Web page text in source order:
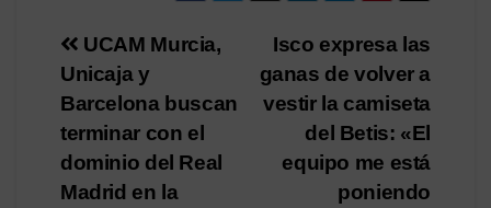
Navegación
de
entradas
Isco expresa las
ganas de volver a
vestir la camiseta
del Betis: «El
equipo me está
poniendo
UCAM Murcia,
Unicaja y
Barcelona buscan
terminar con el
dominio del Real
Madrid en la